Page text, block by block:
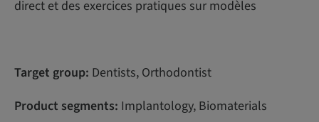
direct et des exercices pratiques sur modèles
Target group: Dentists, Orthodontist
Product segments: Implantology, Biomaterials